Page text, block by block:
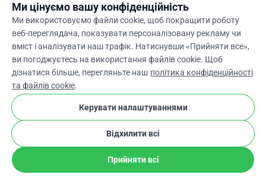
Ukarrow_drop_down
★★★★★4,9 / 5 на основі 500+ відгуків
WhyDonate
Конфіденційність і файли cookie
Умови та положення
stripe checkПеревірений Партнер
Ми цінуємо вашу конфіденційність
Ми використовуємо файли cookie, щоб покращити роботу
веб-переглядача, показувати персоналізовану рекламу чи
вміст і аналізувати наш трафік. Натиснувши «Прийняти все»,
ви погоджуєтесь на використання файлів cookie. Щоб
дізнатися більше, перегляньте наш політика конфіденційності
та файлів cookie.
Керувати налаштуваннями
Відхилити всі
Прийняти всі